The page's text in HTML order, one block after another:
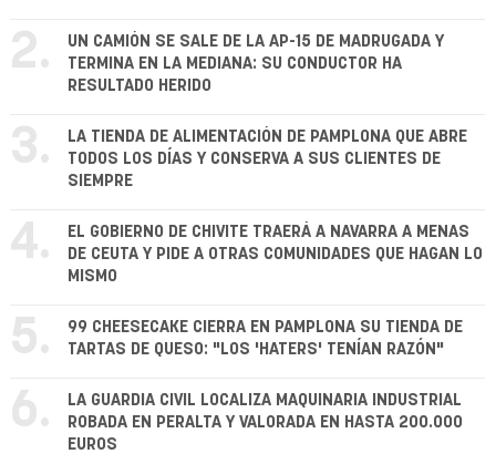
2.
UN CAMIÓN SE SALE DE LA AP-15 DE MADRUGADA Y
TERMINA EN LA MEDIANA: SU CONDUCTOR HA
RESULTADO HERIDO
3.
LA TIENDA DE ALIMENTACIÓN DE PAMPLONA QUE ABRE
TODOS LOS DÍAS Y CONSERVA A SUS CLIENTES DE
SIEMPRE
4.
EL GOBIERNO DE CHIVITE TRAERÁ A NAVARRA A MENAS
DE CEUTA Y PIDE A OTRAS COMUNIDADES QUE HAGAN LO
MISMO
5.
99 CHEESECAKE CIERRA EN PAMPLONA SU TIENDA DE
TARTAS DE QUESO: "LOS 'HATERS' TENÍAN RAZÓN"
6.
LA GUARDIA CIVIL LOCALIZA MAQUINARIA INDUSTRIAL
ROBADA EN PERALTA Y VALORADA EN HASTA 200.000
EUROS